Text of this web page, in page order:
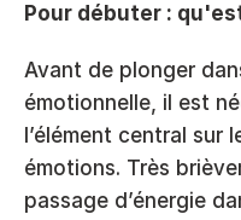
Pour débuter :
Avant de plonger
émotionnelle, il est
l’élément central sur
émotions. Très
passage d’énergie